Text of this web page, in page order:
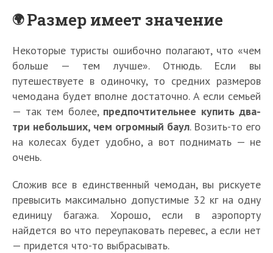
Размер имеет значение
Некоторые туристы ошибочно полагают, что «чем
больше — тем лучше». Отнюдь. Если вы
путешествуете в одиночку, то средних размеров
чемодана будет вполне достаточно. А если семьей
— так тем более, предпочтительнее купить два-
три небольших, чем огромный баул. Возить-то его
на колесах будет удобно, а вот поднимать — не
очень.
Сложив все в единственный чемодан, вы рискуете
превысить максимально допустимые 32 кг на одну
единицу багажа. Хорошо, если в аэропорту
найдется во что переупаковать перевес, а если нет
— придется что-то выбрасывать.